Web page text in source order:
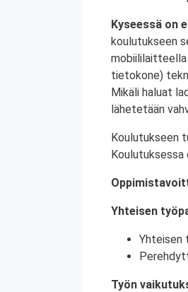
Kyseessä on
koulutukseen
tietokone)
Mikäli haluat
lähetetään
Koulutukseen
Koulutuksessa
Yhteisen
Yhteisen
Työn